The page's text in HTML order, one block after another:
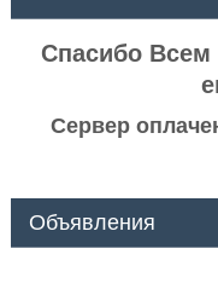
Спасибо Всем
Сервер
Объявления